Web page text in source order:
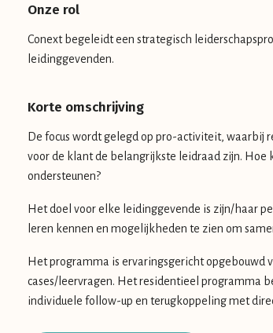
Onze rol
Conext begeleidt een strategisch
leidinggevenden.
Korte omschrijving
De focus wordt gelegd op pro-activiteit, waarbij
voor de klant de belangrijkste leidraad zijn. Hoe
ondersteunen?
Het doel voor elke leidinggevende is zijn/haar
leren kennen en mogelijkheden te zien om
Het programma is ervaringsgericht opgebouwd
cases/leervragen. Het residentieel programma
individuele follow-up en terugkoppeling met